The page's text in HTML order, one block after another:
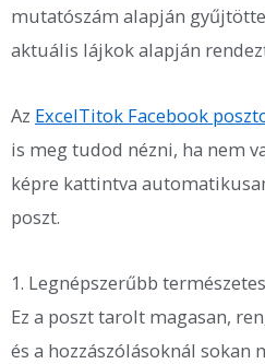
mutatószám alapján
aktuális lájkok alapján
Az ExcelTitok Facebook
is meg tudod nézni, ha nem
képre kattintva
poszt.
1. Legnépszerűbb
Ez a poszt tarolt magasan,
és a hozzászólásoknál sokan